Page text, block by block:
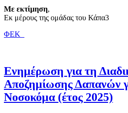
Με εκτίμηση,
Εκ μέρους της ομάδας του Κάπα3
ΦΕΚ_
Ενημέρωση για τη
Αποζημίωσης Δαπανών
Νοσοκόμα (έτος 2025)